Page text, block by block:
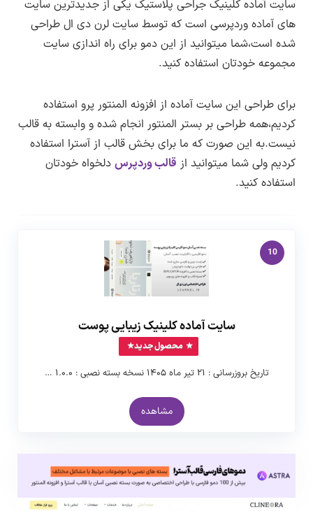
نسخه MySQL مورد نیاز :
۶ به بالا
Max Upload Size : حداقل ۲۵۶ به بالاتر
Max Execution Time : حداقل ۱۲۰ به بالاتر
PHP Zip : باید روی سرور فعال باشد
باید روی سرور فعال باشد
طراحی و توسعه :تیم لرن دی ال
پیشنمایش صفحه جزئیات خدمات
پیشنمایش صفحه سوالات متداول
پیشنمایش صفحه قرار ملاقات
پیشنمایش صفحه تعرفه ها
پیشنمایش صفحه وبلاگ
کنید و در تب دریافت بسته روی لینک دانلود
کنید.به این صورت می توانید هریک از قالب،افزونه
ها و دموها را دریافت کنید.
سایت آماده کلینیک جراحی پلاستیک یکی از جدیدترین سایت
های آماده وردپرسی است که توسط سایت لرن دی ال طراحی
شده است،شما میتوانید از این دمو برای راه اندازی سایت
مجموعه خودتان استفاده کنید.
برای طراحی این سایت آماده از افزونه المنتور پرو استفاده
کردیم،همه طراحی بر بستر المنتور انجام شده و وابسته به قالب
نیست.به این صورت که ما برای بخش قالب از آسترا استفاده
کردیم ولی شما میتوانید از قالب وردپرس دلخواه خودتان
استفاده کنید.
10
سایت آماده کلینیک زیبایی پوست
محصول جدید
تاریخ بروزرسانی : ۲۱ تیر ماه ۱۴۰۵ نسخه بسته نصبی : ۱.۰.۰ …
مشاهده